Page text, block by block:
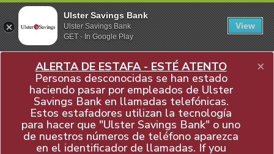
×
ALERTA DE ESTAFA - ESTÉ ATENTO
Personas desconocidas se han estado
haciendo pasar por empleados de Ulster
Savings Bank en llamadas telefónicas.
Estos estafadores utilizan la tecnología
para hacer que "Ulster Savings Bank" o uno
de nuestros números de teléfono aparezca
en el identificador de llamadas. If you
Ulster Savings Bank
Ulster Savings Bank
GET - In Google Play
View